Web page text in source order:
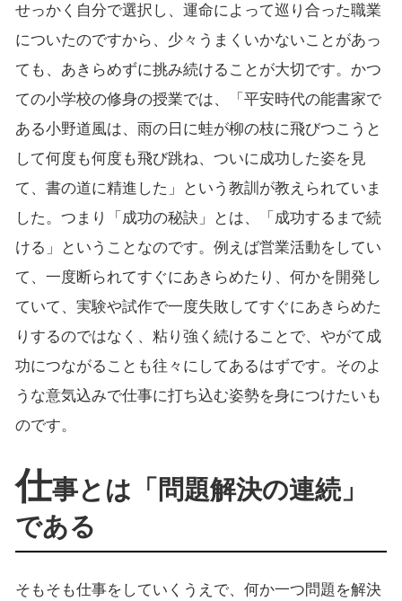
せっかく自分で選択し、運命によって巡り合った職業
についたのですから、少々うまくいかないことがあっ
ても、あきらめずに挑み続けることが大切です。かつ
ての小学校の修身の授業では、「平安時代の能書家で
ある小野道風は、雨の日に蛙が柳の枝に飛びつこうと
して何度も何度も飛び跳ね、ついに成功した姿を見
て、書の道に精進した」という教訓が教えられていま
した。つまり「成功の秘訣」とは、「成功するまで続
ける」ということなのです。例えば営業活動をしてい
て、一度断られてすぐにあきらめたり、何かを開発し
ていて、実験や試作で一度失敗してすぐにあきらめた
りするのではなく、粘り強く続けることで、やがて成
功につながることも往々にしてあるはずです。そのよ
うな意気込みで仕事に打ち込む姿勢を身につけたいも
のです。
仕事とは「問題解決の連続」
である
そもそも仕事をしていくうえで、何か一つ問題を解決